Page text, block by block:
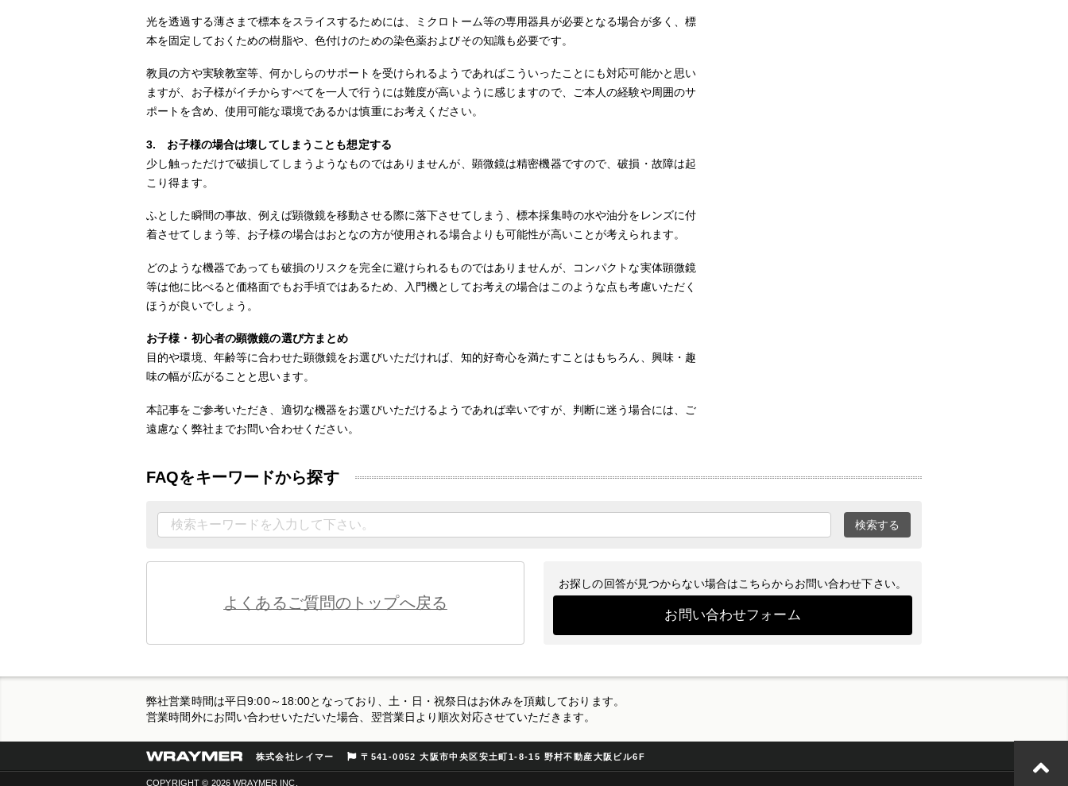
光を透過する薄さまで標本をスライスするためには、ミクロトーム等の専用器具が必要となる場合が多く、標
本を固定しておくための樹脂や、色付けのための染色薬およびその知識も必要です。
教員の方や実験教室等、何かしらのサポートを受けられるようであればこういったことにも対応可能かと思い
ますが、お子様がイチからすべてを一人で行うには難度が高いように感じますので、ご本人の経験や周囲のサ
ポートを含め、使用可能な環境であるかは慎重にお考えください。
3. お子様の場合は壊してしまうことも想定する
少し触っただけで破損してしまうようなものではありませんが、顕微鏡は精密機器ですので、破損・故障は起
こり得ます。
ふとした瞬間の事故、例えば顕微鏡を移動させる際に落下させてしまう、標本採集時の水や油分をレンズに付
着させてしまう等、お子様の場合はおとなの方が使用される場合よりも可能性が高いことが考えられます。
どのような機器であっても破損のリスクを完全に避けられるものではありませんが、コンパクトな実体顕微鏡
等は他に比べると価格面でもお手頃ではあるため、入門機としてお考えの場合はこのような点も考慮いただく
ほうが良いでしょう。
お子様・初心者の顕微鏡の選び方まとめ
目的や環境、年齢等に合わせた顕微鏡をお選びいただければ、知的好奇心を満たすことはもちろん、興味・趣
味の幅が広がることと思います。
本記事をご参考いただき、適切な機器をお選びいただけるようであれば幸いですが、判断に迷う場合には、ご
遠慮なく弊社までお問い合わせください。
FAQをキーワードから探す
検索する
よくあるご質問のトップへ戻る
お探しの回答が見つからない場合はこちらからお問い合わせ下さい。
お問い合わせフォーム
弊社営業時間は平日9:00～18:00となっており、土・日・祝祭日はお休みを頂戴しております。
営業時間外にお問い合わせいただいた場合、翌営業日より順次対応させていただきます。
株式会社レイマー 〒541-0052 大阪市中央区安土町1-8-15 野村不動産大阪ビル6F
COPYRIGHT © 2026 WRAYMER INC.